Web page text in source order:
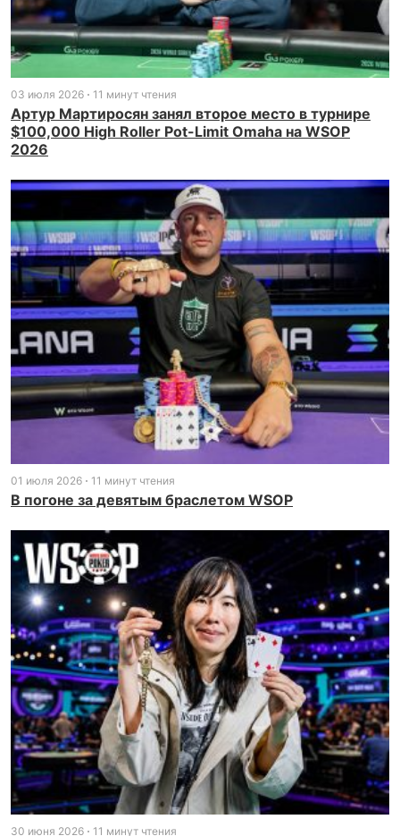
03 июля 2026 11 минут чтения
Артур Мартиросян занял второе место в турнире
$100,000 High Roller Pot-Limit Omaha на WSOP
2026
01 июля 2026 11 минут чтения
В погоне за девятым браслетом WSOP
30 июня 2026 11 минут чтения